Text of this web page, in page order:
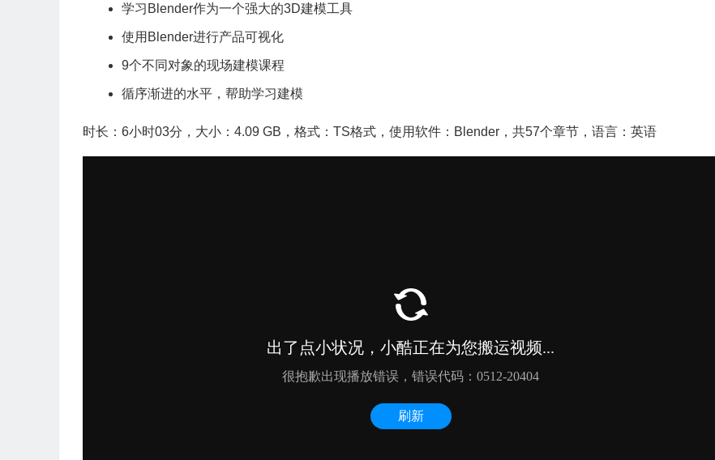
学习Blender作为一个强大的3D建模工具
使用Blender进行产品可视化
9个不同对象的现场建模课程
循序渐进的水平，帮助学习建模
时长：6小时03分，大小：4.09 GB，格式：TS格式，使用软件：Blender，共57个章节，语言：英语